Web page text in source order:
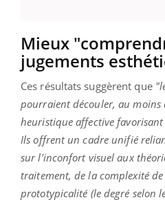
Mieux
jugements
Ces résultats suggèrent que
pourraient découler, au moins
heuristique affective favorisant
Ils offrent un cadre unifié
sur l'inconfort visuel aux
traitement, de la complexité
prototypicalité (le degré selon